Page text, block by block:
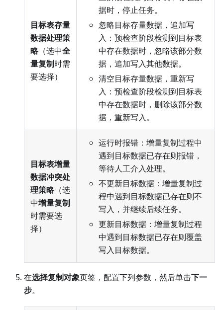
目标表存量
数据处理策
略（选中全
量复制时需
要选择）
据时，停止任务。
忽略目标存量数据，追加写
入：预检查阶段检测到目标表
中存在数据时，忽略该部分数
据，追加写入其他数据。
清空目标存量数据，重新写
入：预检查阶段检测到目标表
中存在数据时，删除该部分数
据，重新写入。
目标表增量
数据冲突处
理策略（选
中增量复制
时需要选
择）
运行时报错：增量复制过程中
遇到目标数据已存在则报错，
等待人工介入处理。
不更新目标数据：增量复制过
程中遇到目标数据已存在则不
写入，并继续后续任务。
更新目标数据：增量复制过程
中遇到目标数据已存在则覆盖
写入目标数据。
在选择复制对象页签，配置下列参数，然后单击下一
步。